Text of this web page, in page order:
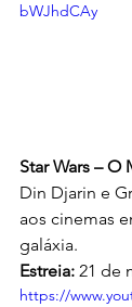
bWJhdCAy
Star Wars –
Din Djarin e
aos cinemas
galáxia.
Estreia: 21 de
https://